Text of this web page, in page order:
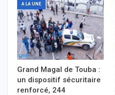
A LA UNE
Grand Magal de Touba :
un dispositif sécuritaire
renforcé, 244